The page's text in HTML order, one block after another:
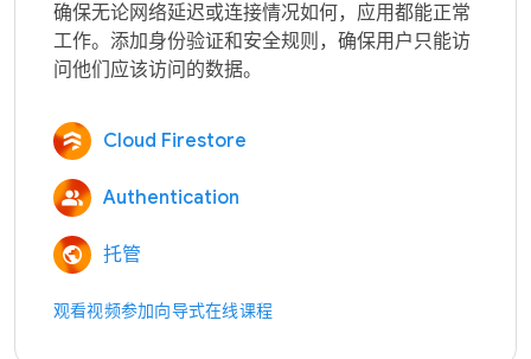
确保无论网络延迟或连接情况如何，应用都能正常
工作。添加身份验证和安全规则，确保用户只能访
Cloud Firestore
Authentication
托管
观看视频参加向导式在线课程